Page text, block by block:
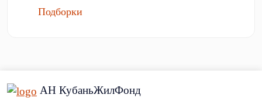
Подборки
АН КубаньЖилФонд